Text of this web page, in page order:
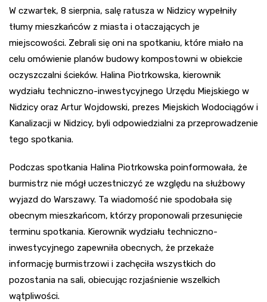
W czwartek, 8 sierpnia, salę ratusza w Nidzicy wypełniły
tłumy mieszkańców z miasta i otaczających je
miejscowości. Zebrali się oni na spotkaniu, które miało na
celu omówienie planów budowy kompostowni w obiekcie
oczyszczalni ścieków. Halina Piotrkowska, kierownik
wydziału techniczno-inwestycyjnego Urzędu Miejskiego w
Nidzicy oraz Artur Wojdowski, prezes Miejskich Wodociągów i
Kanalizacji w Nidzicy, byli odpowiedzialni za przeprowadzenie
tego spotkania.
Podczas spotkania Halina Piotrkowska poinformowała, że
burmistrz nie mógł uczestniczyć ze względu na służbowy
wyjazd do Warszawy. Ta wiadomość nie spodobała się
obecnym mieszkańcom, którzy proponowali przesunięcie
terminu spotkania. Kierownik wydziału techniczno-
inwestycyjnego zapewniła obecnych, że przekaże
informację burmistrzowi i zachęciła wszystkich do
pozostania na sali, obiecując rozjaśnienie wszelkich
wątpliwości.